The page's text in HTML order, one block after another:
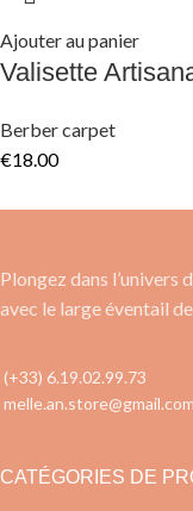
Ajouter au panier
Valisette
Berber carpet
€18.00
Plongez dans l’univers
avec le large éventail
(+33) 6.19.02.99.73
melle.an.store@gmail.com
CATÉGORIES DE